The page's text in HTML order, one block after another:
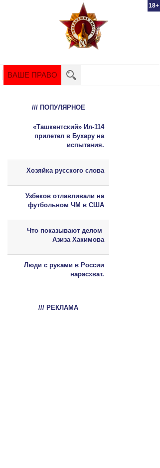
18+
ВАШЕ ПРАВО
/// ПОПУЛЯРНОЕ
«Ташкентский» Ил-114
прилетел в Бухару на
испытания.
Хозяйка русского слова
Узбеков отлавливали на
футбольном ЧМ в США
Что показывают делом
Азиза Хакимова
Люди с руками в России
нарасхват.
/// РЕКЛАМА